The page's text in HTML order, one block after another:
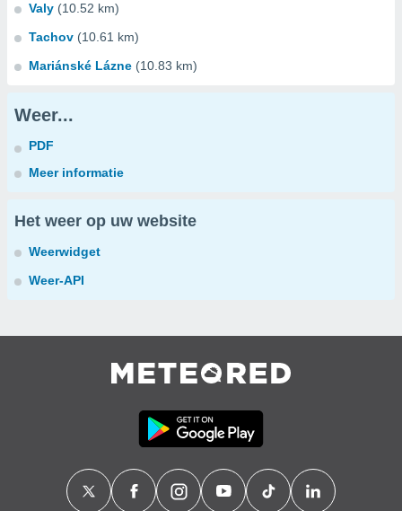
Valy (10.52 km)
Tachov (10.61 km)
Mariánské Lázne (10.83 km)
Weer...
PDF
Meer informatie
Het weer op uw website
Weerwidget
Weer-API